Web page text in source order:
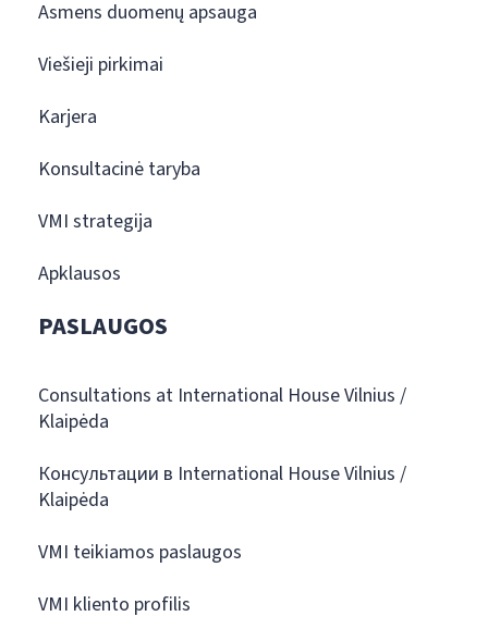
Asmens duomenų apsauga
Viešieji pirkimai
Karjera
Konsultacinė taryba
VMI strategija
Apklausos
PASLAUGOS
Consultations at International House Vilnius /
Klaipėda
Консультации в International House Vilnius /
Klaipėda
VMI teikiamos paslaugos
VMI kliento profilis